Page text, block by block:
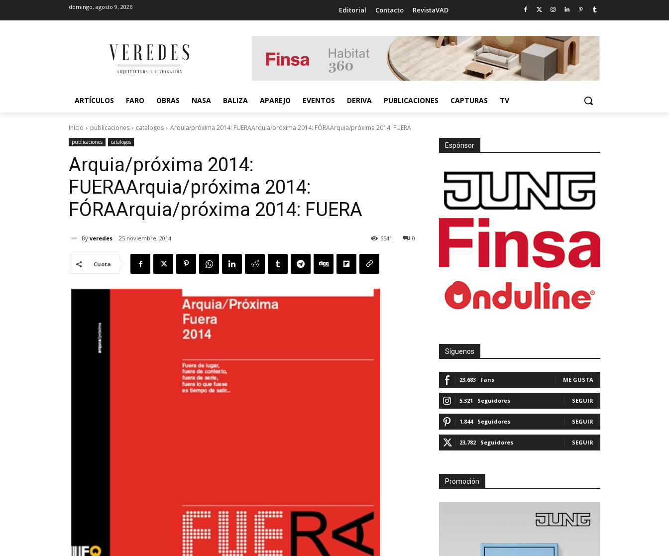
domingo, agosto 9, 2026 Editorial Contacto RevistaVAD
ARTÍCULOS FARO OBRAS NASA BALIZA APAREJO EVENTOS DERIVA PUBLICACIONES CAPTURAS TV
Inicio publicaciones catalogos Arquia/próxima 2014: FUERAArquia/próxima 2014: FÓRAArquia/próxima 2014: FUERA
publicaciones catalogos
Arquia/próxima 2014:
FUERAArquia/próxima 2014:
FÓRAArquia/próxima 2014: FUERA
By veredes 25 noviembre, 2014 0
5541
Cuota
Espónsor
Síguenos
23,683 Fans ME GUSTA
5,321 Seguidores SEGUIR
1,844 Seguidores SEGUIR
23,782 Seguidores SEGUIR
Promoción